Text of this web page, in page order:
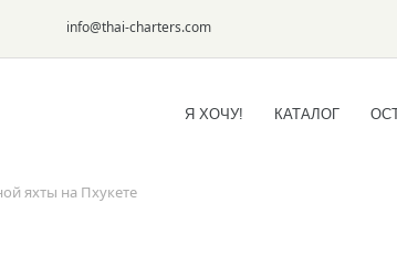
info@thai-charters.com
Я ХОЧУ! КАТАЛОГ
яхты на Пхукете